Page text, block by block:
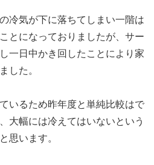
冷気が下に落ちてしまい一階は
とになっておりましたが、サー
一日中かき回したことにより家
した。
いるため昨年度と単純比較はで
大幅には冷えてはいないという
思います。